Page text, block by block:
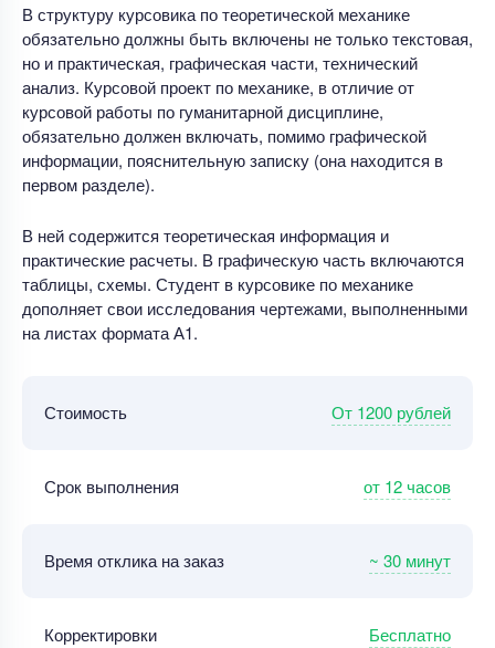
В структуру курсовика по теоретической механике
обязательно должны быть включены не только текстовая,
но и практическая, графическая части, технический
анализ. Курсовой проект по механике, в отличие от
курсовой работы по гуманитарной дисциплине,
обязательно должен включать, помимо графической
информации, пояснительную записку (она находится в
первом разделе).
В ней содержится теоретическая информация и
практические расчеты. В графическую часть включаются
таблицы, схемы. Студент в курсовике по механике
дополняет свои исследования чертежами, выполненными
на листах формата А1.
Стоимость От 1200 рублей
Срок выполнения от 12 часов
Время отклика на заказ ~ 30 минут
Корректировки Бесплатно